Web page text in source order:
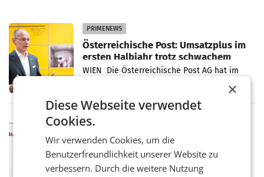
PRIMENEWS
Österreichische Post: Umsatzplus im
ersten Halbjahr trotz schwachem
Briefgeschäft
WIEN Die Österreichische Post AG hat im
von 1.544,0 Mio. EUR erwirtschaftet, was
einem Plus von 3,8 Prozent gegenüber dem
Vergleichszeitraum
MARKETING & MEDIA
ProSiebenSat.1 spart und macht
überraschend viel Gewinn
UNTERFÖHRING/MAILAND/AMSTERDAM. Der
Fernsehkonzern ProSiebenSat.1 hat im
×
Diese Webseite verwendet
Cookies.
Wir verwenden Cookies, um die
Benutzerfreundlichkeit unserer Website zu
verbessern. Durch die weitere Nutzung